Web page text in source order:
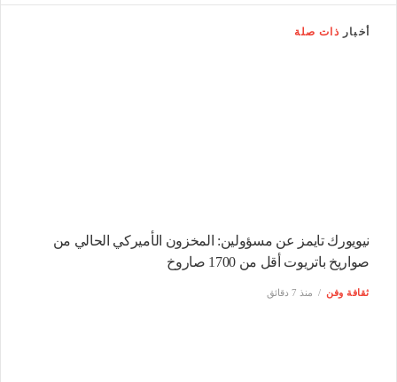
أخبار ذات صلة
نيويورك تايمز عن مسؤولين: المخزون الأميركي الحالي من
صواريخ باتريوت أقل من 1700 صاروخ
ثقافة وفن منذ 7 دقائق